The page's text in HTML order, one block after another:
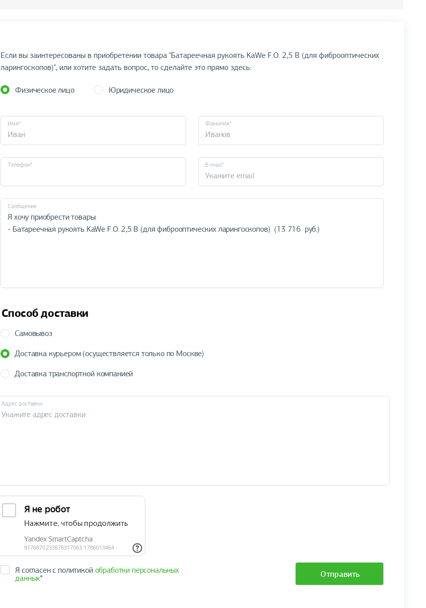
Если вы заинтересованы в приобретении товара "Батареечная рукоять KaWe F.O. 2,5 В (для фиброоптических
ларингоскопов)", или хотите задать вопрос, то сделайте это прямо здесь:
Физическое лицо Юридическое лицо
Имя* Фамилия*
Телефон* E-mail*
Cообщение
Способ доставки
Самовывоз
Доставка курьером (осуществляется только по Москве)
Доставка транспортной компанией
Адрес доставки
Я согласен с политикой обработки персональных
данных* Отправить